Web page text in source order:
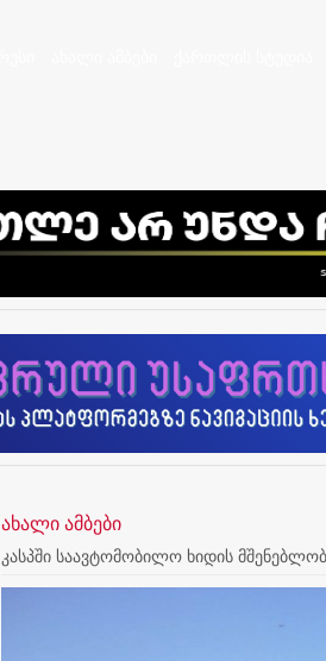
ახალი ამბები
კასპში საავტომობილო ხიდის